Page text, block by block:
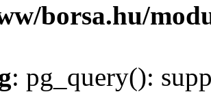
borsa.hu/
: pg_query():